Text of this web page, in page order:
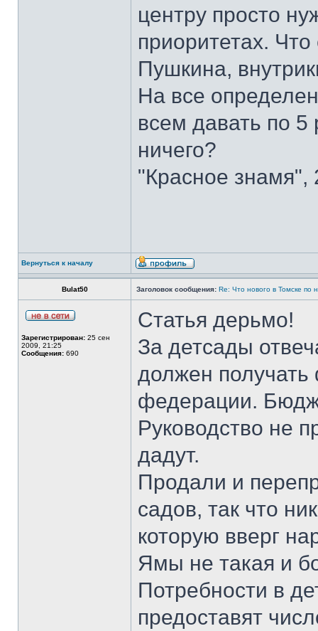
центру просто
приоритетах.
Пушкина,
На все
всем давать по 5
ничего?
"Красное знамя",
Вернуться к началу
Bulat50 Заголовок сообщения: Re: Что нового в Томске по
Зарегистрирован: 25 сен
2009, 21:25
Сообщения: 690
Статья дерьмо!
За детсады
должен
федерации.
Руководство не
дадут.
Продали и
садов, так что
которую вверг
Ямы не такая и
Потребности в
предоставят